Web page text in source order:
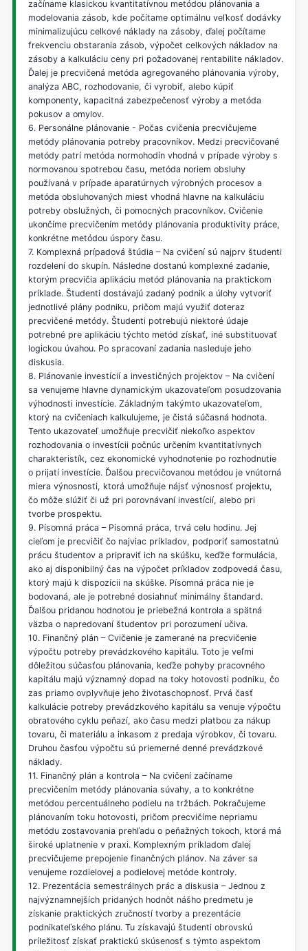
začíname klasickou kvantitatívnou metódou plánovania a
modelovania zásob, kde počítame optimálnu veľkosť dodávky
minimalizujúcu celkové náklady na zásoby, ďalej počítame
frekvenciu obstarania zásob, výpočet celkových nákladov na
zásoby a kalkuláciu ceny pri požadovanej rentabilite nákladov.
Ďalej je precvičená metóda agregovaného plánovania výroby,
analýza ABC, rozhodovanie, či vyrobiť, alebo kúpiť
komponenty, kapacitná zabezpečenosť výroby a metóda
pokusov a omylov.
6. Personálne plánovanie - Počas cvičenia precvičujeme
metódy plánovania potreby pracovníkov. Medzi precvičované
metódy patrí metóda normohodín vhodná v prípade výroby s
normovanou spotrebou času, metóda noriem obsluhy
používaná v prípade aparatúrnych výrobných procesov a
metóda obsluhovaných miest vhodná hlavne na kalkuláciu
potreby obslužných, či pomocných pracovníkov. Cvičenie
ukončíme precvičením metódy plánovania produktivity práce,
konkrétne metódou úspory času.
7. Komplexná prípadová štúdia – Na cvičení sú najprv študenti
rozdelení do skupín. Následne dostanú komplexné zadanie,
ktorým precvičia aplikáciu metód plánovania na praktickom
príklade. Študenti dostávajú zadaný podnik a úlohy vytvoriť
jednotlivé plány podniku, pričom majú využiť doteraz
precvičené metódy. Študenti potrebujú niektoré údaje
potrebné pre aplikáciu týchto metód získať, iné substituovať
logickou úvahou. Po spracovaní zadania nasleduje jeho
diskusia.
8. Plánovanie investícií a investičných projektov – Na cvičení
sa venujeme hlavne dynamickým ukazovateľom posudzovania
výhodnosti investície. Základným takýmto ukazovateľom,
ktorý na cvičeniach kalkulujeme, je čistá súčasná hodnota.
Tento ukazovateľ umožňuje precvičiť niekoľko aspektov
rozhodovania o investícii počnúc určením kvantitatívnych
charakteristík, cez ekonomické vyhodnotenie po rozhodnutie
o prijatí investície. Ďalšou precvičovanou metódou je vnútorná
miera výnosnosti, ktorá umožňuje nájsť výnosnosť projektu,
čo môže slúžiť či už pri porovnávaní investícií, alebo pri
tvorbe prospektu.
9. Písomná práca – Písomná práca, trvá celu hodinu. Jej
cieľom je precvičiť čo najviac príkladov, podporiť samostatnú
prácu študentov a pripraviť ich na skúšku, keďže formulácia,
ako aj disponibilný čas na výpočet príkladov zodpovedá času,
ktorý majú k dispozícii na skúške. Písomná práca nie je
bodovaná, ale je potrebné dosiahnuť minimálny štandard.
Ďalšou pridanou hodnotou je priebežná kontrola a spätná
väzba o napredovaní študentov pri porozumení učiva.
10. Finančný plán – Cvičenie je zamerané na precvičenie
výpočtu potreby prevádzkového kapitálu. Toto je veľmi
dôležitou súčasťou plánovania, keďže pohyby pracovného
kapitálu majú významný dopad na toky hotovosti podniku, čo
zas priamo ovplyvňuje jeho životaschopnosť. Prvá časť
kalkulácie potreby prevádzkového kapitálu sa venuje výpočtu
obratového cyklu peňazí, ako času medzi platbou za nákup
tovaru, či materiálu a inkasom z predaja výrobkov, či tovaru.
Druhou časťou výpočtu sú priemerné denné prevádzkové
náklady.
11. Finančný plán a kontrola – Na cvičení začíname
precvičením metódy plánovania súvahy, a to konkrétne
metódou percentuálneho podielu na tržbách. Pokračujeme
plánovaním toku hotovosti, pričom precvičíme nepriamu
metódu zostavovania prehľadu o peňažných tokoch, ktorá má
široké uplatnenie v praxi. Komplexným príkladom ďalej
precvičujeme prepojenie finančných plánov. Na záver sa
venujeme rozdielovej a podielovej metóde kontroly.
12. Prezentácia semestrálnych prác a diskusia – Jednou z
najvýznamnejších pridaných hodnôt nášho predmetu je
získanie praktických zručností tvorby a prezentácie
podnikateľského plánu. Tu získavajú študenti obrovskú
príležitosť získať praktickú skúsenosť s týmto aspektom